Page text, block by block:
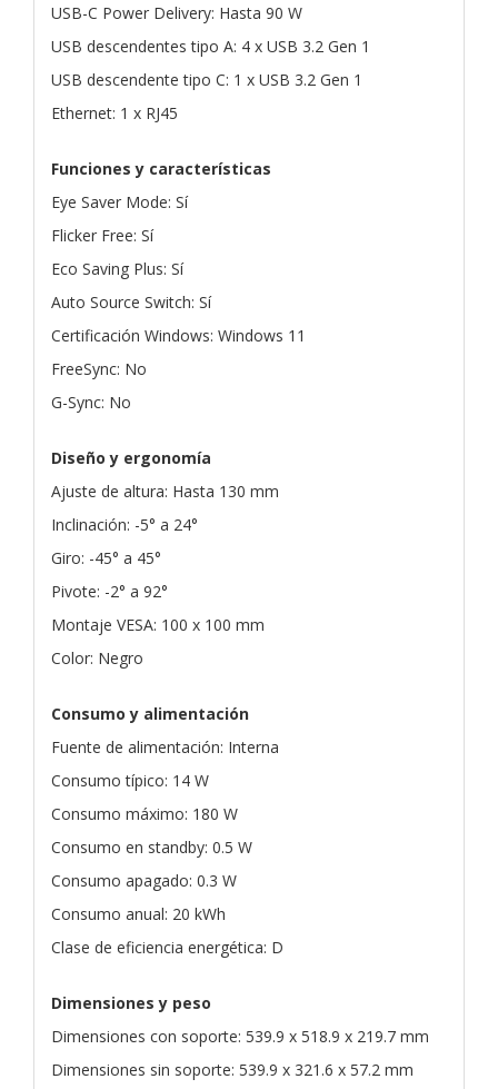
USB-C Power Delivery: Hasta 90 W
USB descendentes tipo A: 4 x USB 3.2 Gen 1
USB descendente tipo C: 1 x USB 3.2 Gen 1
Ethernet: 1 x RJ45
Funciones y características
Eye Saver Mode: Sí
Flicker Free: Sí
Eco Saving Plus: Sí
Auto Source Switch: Sí
Certificación Windows: Windows 11
FreeSync: No
G-Sync: No
Diseño y ergonomía
Ajuste de altura: Hasta 130 mm
Inclinación: -5° a 24°
Giro: -45° a 45°
Pivote: -2° a 92°
Montaje VESA: 100 x 100 mm
Color: Negro
Consumo y alimentación
Fuente de alimentación: Interna
Consumo típico: 14 W
Consumo máximo: 180 W
Consumo en standby: 0.5 W
Consumo apagado: 0.3 W
Consumo anual: 20 kWh
Clase de eficiencia energética: D
Dimensiones y peso
Dimensiones con soporte: 539.9 x 518.9 x 219.7 mm
Dimensiones sin soporte: 539.9 x 321.6 x 57.2 mm